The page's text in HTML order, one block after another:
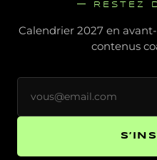
— RESTEZ
Calendrier 2027 en
contenus